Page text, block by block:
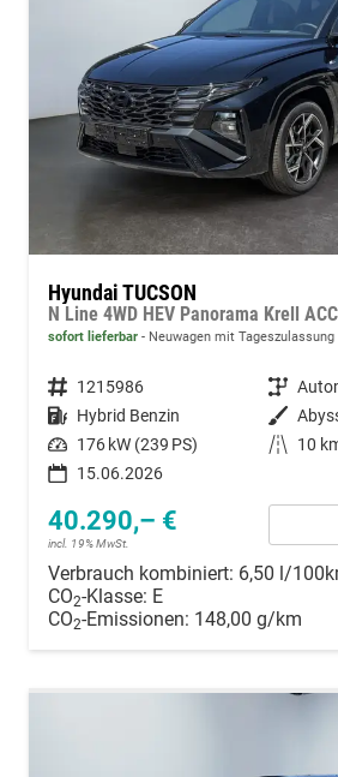
Hyundai TUCSON
sofort lieferbar Neuwagen mit Tageszulassung
Fahrzeugnummer 1215986 Getriebe
Kraftstoff Hybrid Benzin Außenfarbe
Leistung 176 kW (239 PS) Kilometerstand
10
15.06.2026
40.290,– €
incl. 19% MwSt.
Verbrauch kombiniert: 6,50 l/
CO2-Klasse: E
CO2-Emissionen: 148,00 g/km